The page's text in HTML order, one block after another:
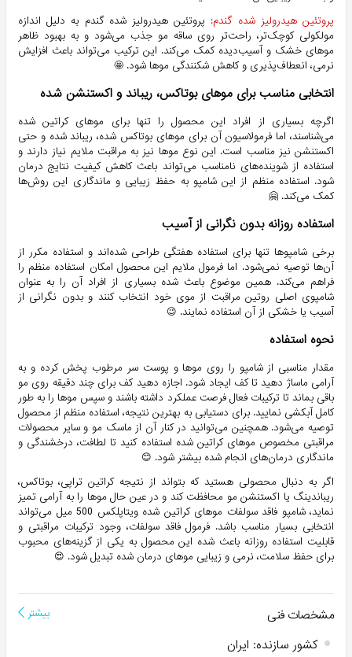
پروتئین هیدرولیز شده گندم: پروتئین هیدرولیز شده گندم به دلیل اندازه
مولکولی کوچک‌تر، راحت‌تر روی ساقه مو جذب می‌شود و به بهبود ظاهر
موهای خشک و آسیب‌دیده کمک می‌کند. این ترکیب می‌تواند باعث افزایش
نرمی، انعطاف‌پذیری و کاهش شکنندگی موها شود. 🤩
انتخابی مناسب برای موهای بوتاکس، ریباند و اکستنشن شده
اگرچه بسیاری از افراد این محصول را تنها برای موهای کراتین شده
می‌شناسند، اما فرمولاسیون آن برای موهای بوتاکس شده، ریباند شده و حتی
اکستنشن نیز مناسب است. این نوع موها نیز به مراقبت ملایم نیاز دارند و
استفاده از شوینده‌های نامناسب می‌تواند باعث کاهش کیفیت نتایج درمان
شود. استفاده منظم از این شامپو به حفظ زیبایی و ماندگاری این روش‌ها
کمک می‌کند. 🤗
استفاده روزانه بدون نگرانی از آسیب
برخی شامپوها تنها برای استفاده هفتگی طراحی شده‌اند و استفاده مکرر از
آن‌ها توصیه نمی‌شود. اما فرمول ملایم این محصول امکان استفاده منظم را
فراهم می‌کند. همین موضوع باعث شده بسیاری از افراد آن را به عنوان
شامپوی اصلی روتین مراقبت از موی خود انتخاب کنند و بدون نگرانی از
آسیب یا خشکی از آن استفاده نمایند. 😉
نحوه استفاده
مقدار مناسبی از شامپو را روی موها و پوست سر مرطوب پخش کرده و به
آرامی ماساژ دهید تا کف ایجاد شود. اجازه دهید کف برای چند دقیقه روی مو
باقی بماند تا ترکیبات فعال فرصت عملکرد داشته باشند و سپس موها را به طور
کامل آبکشی نمایید. برای دستیابی به بهترین نتیجه، استفاده منظم از محصول
توصیه می‌شود. همچنین می‌توانید در کنار آن از ماسک مو و سایر محصولات
مراقبتی مخصوص موهای کراتین شده استفاده کنید تا لطافت، درخشندگی و
ماندگاری درمان‌های انجام شده بیشتر شود. 😊
اگر به دنبال محصولی هستید که بتواند از نتیجه کراتین تراپی، بوتاکس،
ریباندینگ یا اکستنشن مو محافظت کند و در عین حال موها را به آرامی تمیز
نماید، شامپو فاقد سولفات موهای کراتین شده ویتاپلکس 500 میل می‌تواند
انتخابی بسیار مناسب باشد. فرمول فاقد سولفات، وجود ترکیبات مراقبتی و
قابلیت استفاده روزانه باعث شده این محصول به یکی از گزینه‌های محبوب
برای حفظ سلامت، نرمی و زیبایی موهای درمان شده تبدیل شود. 😍
مشخصات فنی بیشتر
کشور سازنده: ایران